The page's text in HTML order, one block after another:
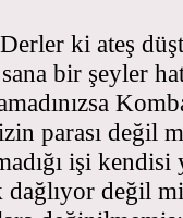
ki ateş
bir şeyler
parası değil
işi
değil